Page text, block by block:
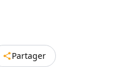
Partager